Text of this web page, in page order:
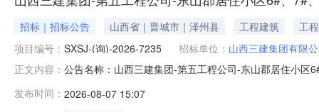
招标｜招标公告 山西省｜晋城市｜泽州县 工程建筑
工程
项目编号： SXSJ-(询)-2026-7235 招标单位： 山西三建集团有限
正文内容： 公告名称：山西三建集团-第五工程公司-东山郡居住小
布日期：2026-08-0714:47:41山西三建集团-第五工程公
发布时间： 2026-08-07 15:07